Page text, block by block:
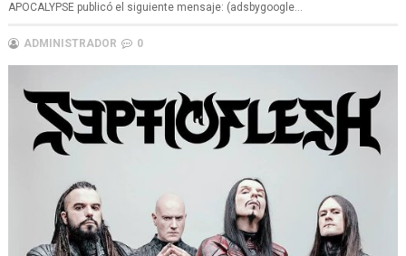
APOCALYPSE publicó el siguiente mensaje: (adsbygoogle...
ADMINISTRADOR 0